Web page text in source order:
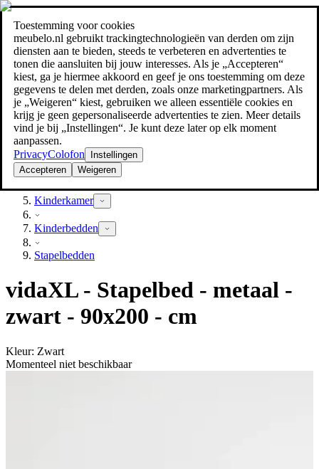
Toestemming voor cookies
meubelo.nl gebruikt trackingtechnologieën van derden om zijn
diensten aan te bieden, steeds te verbeteren en advertenties te
tonen die aansluiten bij jouw interesses. Als je „Accepteren“
kiest, ga je hiermee akkoord en geef je ons toestemming om deze
gegevens te delen met derden, zoals onze marketingpartners. Als
je „Weigeren“ kiest, gebruiken we alleen essentiële cookies en
krijg je geen gepersonaliseerde advertenties te zien. Meer details
vind je bij „Instellingen“. Je kunt deze later op elk moment
aanpassen.
PrivacyColofon
Instellingen
Accepteren
Weigeren
Zoeken
meubel jezelf de beste prijs!meubel jezelf de beste prijs!
Kinderkamer
Kinderkamer
Kinderbedden
Stapelbedden
vidaXL - Stapelbed - metaal -
zwart - 90x200 - cm
Kleur: Zwart
Momenteel niet beschikbaar